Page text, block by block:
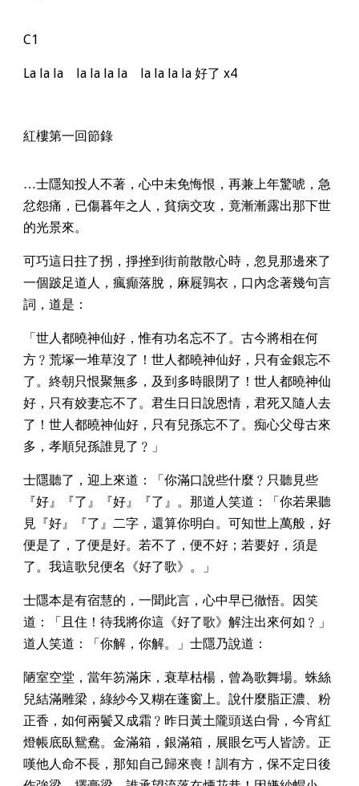
C1
La la la la la la la la la la la 好了 x4
紅樓第一回節錄
…士隱知投人不著，心中未免悔恨，再兼上年驚唬，急
忿怨痛，已傷暮年之人，貧病交攻，竟漸漸露出那下世
的光景來。
可巧這日拄了拐，掙挫到街前散散心時，忽見那邊來了
一個跛足道人，瘋癲落脫，麻屣鶉衣，口內念著幾句言
詞，道是：
「世人都曉神仙好，惟有功名忘不了。古今將相在何
方﹖荒塚一堆草沒了！世人都曉神仙好，只有金銀忘不
了。終朝只恨聚無多，及到多時眼閉了！世人都曉神仙
好，只有姣妻忘不了。君生日日說恩情，君死又隨人去
了！世人都曉神仙好，只有兒孫忘不了。痴心父母古來
多，孝順兒孫誰見了﹖」
士隱聽了，迎上來道：「你滿口說些什麼﹖只聽見些
『好』『了』『好』『了』。那道人笑道：「你若果聽
見『好』『了』二字，還算你明白。可知世上萬般，好
便是了，了便是好。若不了，便不好；若要好，須是
了。我這歌兒便名《好了歌》。」
士隱本是有宿慧的，一聞此言，心中早已徹悟。因笑
道：「且住！待我將你這《好了歌》解注出來何如﹖」
道人笑道：「你解，你解。」士隱乃說道：
陋室空堂，當年笏滿床，衰草枯楊，曾為歌舞場。蛛絲
兒結滿雕梁，綠紗今又糊在蓬窗上。說什麼脂正濃、粉
正香，如何兩鬢又成霜﹖昨日黃土隴頭送白骨，今宵紅
燈帳底臥鴛鴦。金滿箱，銀滿箱，展眼乞丐人皆謗。正
嘆他人命不長，那知自己歸來喪！訓有方，保不定日後